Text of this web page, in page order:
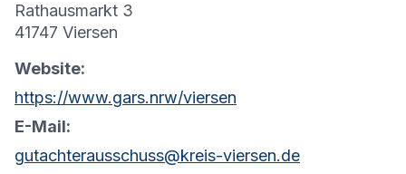
Rathausmarkt 3
41747 Viersen
Website:
https://www.gars.nrw/viersen
E-Mail:
gutachterausschuss@kreis-viersen.de